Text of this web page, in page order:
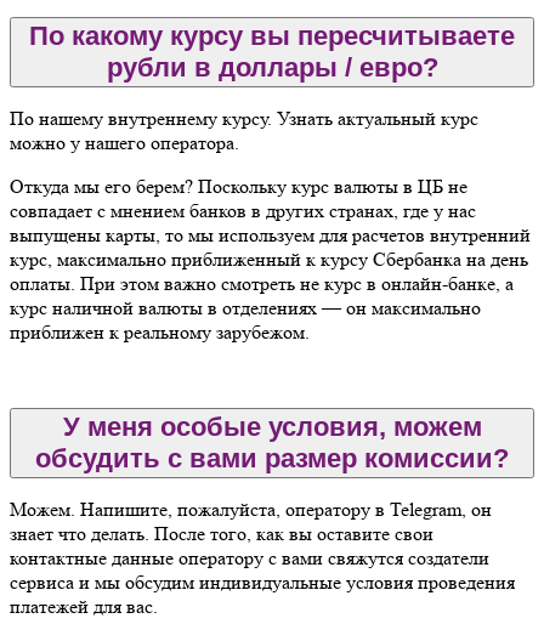
По какому курсу вы пересчитываете
рубли в доллары / евро?
По нашему внутреннему курсу. Узнать актуальный курс
можно у нашего оператора.
Откуда мы его берем? Поскольку курс валюты в ЦБ не
совпадает с мнением банков в других странах, где у нас
выпущены карты, то мы используем для расчетов внутренний
курс, максимально приближенный к курсу Сбербанка на день
оплаты. При этом важно смотреть не курс в онлайн-банке, а
курс наличной валюты в отделениях — он максимально
приближен к реальному зарубежом.
У меня особые условия, можем
обсудить с вами размер комиссии?
Можем. Напишите, пожалуйста, оператору в Telegram, он
знает что делать. После того, как вы оставите свои
контактные данные оператору с вами свяжутся создатели
сервиса и мы обсудим индивидуальные условия проведения
платежей для вас.